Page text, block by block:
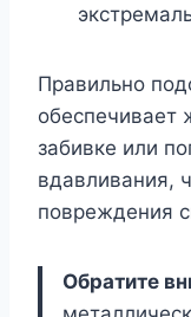
Правильно
обеспечивает
забивке или
вдавливания,
повреждения
Обратите